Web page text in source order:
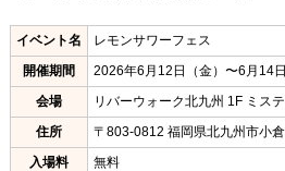
イベント名
レモンサワーフェス
開催期間
2026年6月12日（金）〜6月14日
会場
リバーウォーク北九州 1F ミス
住所
〒803-0812 福岡県北九州市小
入場料
無料